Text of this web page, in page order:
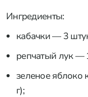
Ингредиенты:
кабачки — 3
репчатый лук —
зеленое яблоко
г);